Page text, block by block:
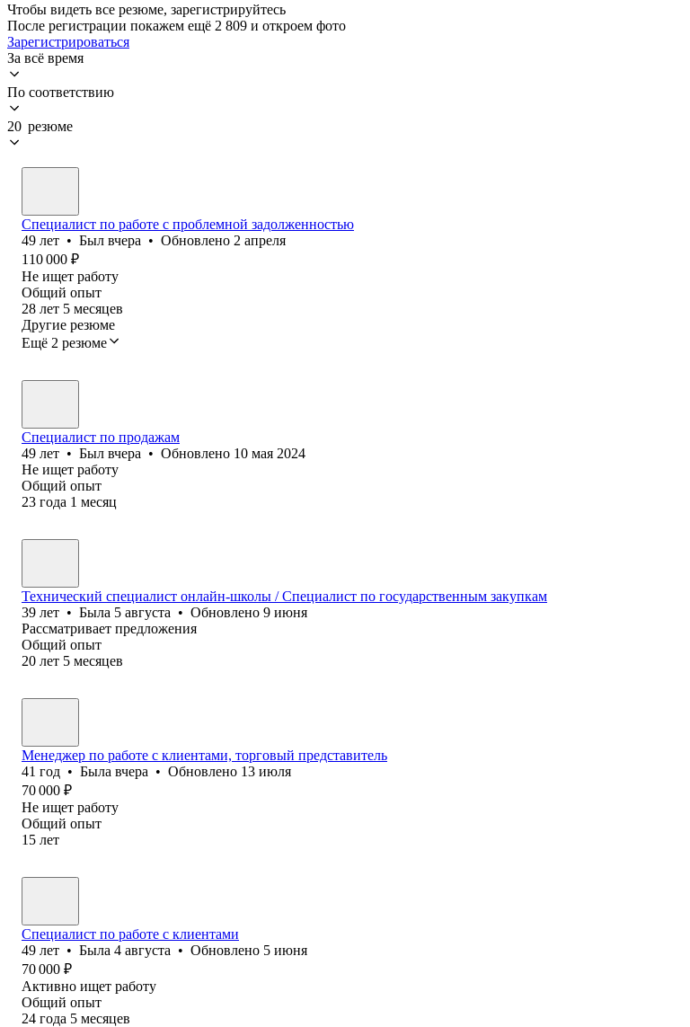
Чтобы видеть все резюме, зарегистрируйтесь
После регистрации покажем ещё 2 809 и откроем фото
Зарегистрироваться
За всё время
По соответствию
20 резюме
Специалист по работе с проблемной задолженностью
49 лет • Был вчера • Обновлено 2 апреля
110 000 ₽
Не ищет работу
Общий опыт
28 лет 5 месяцев
Другие резюме
Ещё 2 резюме
Специалист по продажам
49 лет • Был вчера • Обновлено 10 мая 2024
Не ищет работу
Общий опыт
23 года 1 месяц
Технический специалист онлайн-школы / Специалист по государственным закупкам
39 лет • Была 5 августа • Обновлено 9 июня
Рассматривает предложения
Общий опыт
20 лет 5 месяцев
Менеджер по работе с клиентами, торговый представитель
41 год • Была вчера • Обновлено 13 июля
70 000 ₽
Не ищет работу
Общий опыт
15 лет
Специалист по работе с клиентами
49 лет • Была 4 августа • Обновлено 5 июня
70 000 ₽
Активно ищет работу
Общий опыт
24 года 5 месяцев